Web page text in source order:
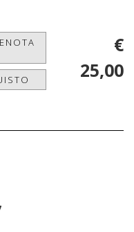
€
25,00